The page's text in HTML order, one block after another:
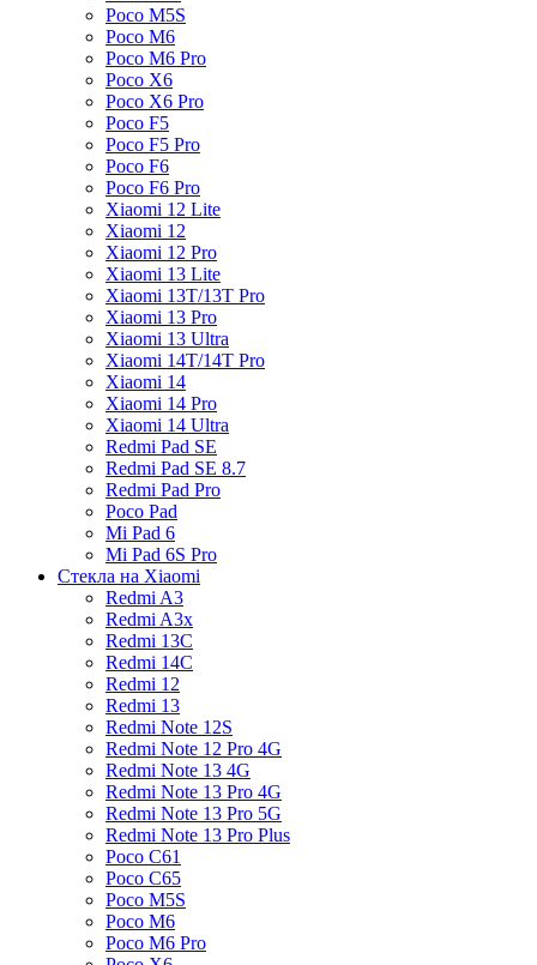
Poco M5S
Poco M6
Poco M6 Pro
Poco X6
Poco X6 Pro
Poco F5
Poco F5 Pro
Poco F6
Poco F6 Pro
Xiaomi 12 Lite
Xiaomi 12
Xiaomi 12 Pro
Xiaomi 13 Lite
Xiaomi 13T/13T Pro
Xiaomi 13 Pro
Xiaomi 13 Ultra
Xiaomi 14T/14T Pro
Xiaomi 14
Xiaomi 14 Pro
Xiaomi 14 Ultra
Redmi Pad SE
Redmi Pad SE 8.7
Redmi Pad Pro
Poco Pad
Mi Pad 6
Mi Pad 6S Pro
Стекла на Xiaomi
Redmi A3
Redmi A3x
Redmi 13C
Redmi 14C
Redmi 12
Redmi 13
Redmi Note 12S
Redmi Note 12 Pro 4G
Redmi Note 13 4G
Redmi Note 13 Pro 4G
Redmi Note 13 Pro 5G
Redmi Note 13 Pro Plus
Poco C61
Poco C65
Poco M5S
Poco M6
Poco M6 Pro